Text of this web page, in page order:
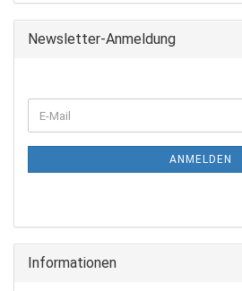
Newsletter-Anmeldung
ZUR
E-
Mail
ANMELDEN
Informationen